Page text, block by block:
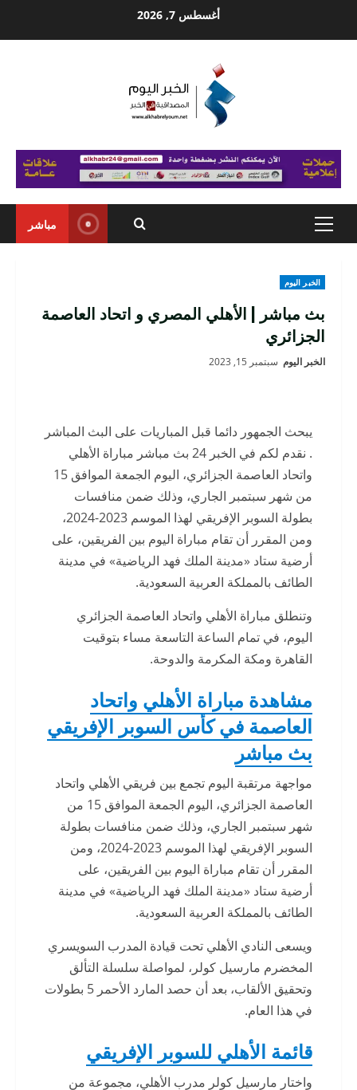
أغسطس 7, 2026
Primary
مباشر
الخبر اليوم
بث مباشر | الأهلي المصري و اتحاد العاصمة
الجزائري
الخبر اليوم سبتمبر 15, 2023
يبحث الجمهور دائما قبل المباريات على البث المباشر
. نقدم لكم في الخبر 24 بث مباشر مباراة الأهلي
واتحاد العاصمة الجزائري، اليوم الجمعة الموافق 15
من شهر سبتمبر الجاري، وذلك ضمن منافسات
بطولة السوبر الإفريقي لهذا الموسم 2023-2024،
ومن المقرر أن تقام مباراة اليوم بين الفريقين، على
أرضية ستاد «مدينة الملك فهد الرياضية» في مدينة
الطائف بالمملكة العربية السعودية.
وتنطلق مباراة الأهلي واتحاد العاصمة الجزائري
اليوم، في تمام الساعة التاسعة مساء بتوقيت
القاهرة ومكة المكرمة والدوحة.
مشاهدة مباراة الأهلي واتحاد
العاصمة في كأس السوبر الإفريقي
بث مباشر
مواجهة مرتقبة اليوم تجمع بين فريقي الأهلي واتحاد
العاصمة الجزائري، اليوم الجمعة الموافق 15 من
شهر سبتمبر الجاري، وذلك ضمن منافسات بطولة
السوبر الإفريقي لهذا الموسم 2023-2024، ومن
المقرر أن تقام مباراة اليوم بين الفريقين، على
أرضية ستاد «مدينة الملك فهد الرياضية» في مدينة
الطائف بالمملكة العربية السعودية.
ويسعى النادي الأهلي تحت قيادة المدرب السويسري
المخضرم مارسيل كولر، لمواصلة سلسلة التألق
وتحقيق الألقاب، بعد أن حصد المارد الأحمر 5 بطولات
في هذا العام.
قائمة الأهلي للسوبر الإفريقي
واختار مارسيل كولر مدرب الأهلي، مجموعة من